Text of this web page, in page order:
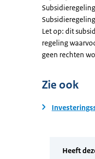
Let op: dit
regeling
geen rechten
Zie ook